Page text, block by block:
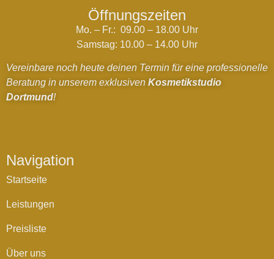
Öffnungszeiten
Mo. – Fr.: 09.00 – 18.00 Uhr
Samstag: 10.00 – 14.00 Uhr
Vereinbare noch heute deinen Termin für eine professionelle
Beratung in unserem exklusiven Kosmetikstudio
Dortmund!
Navigation
Startseite
Leistungen
Preisliste
Über uns